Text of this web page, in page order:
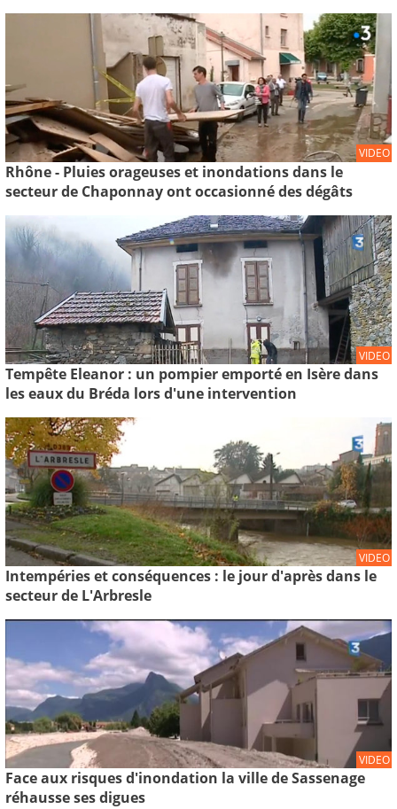
VIDEO
Rhône - Pluies orageuses et inondations dans le
secteur de Chaponnay ont occasionné des dégâts
VIDEO
Tempête Eleanor : un pompier emporté en Isère dans
les eaux du Bréda lors d'une intervention
VIDEO
Intempéries et conséquences : le jour d'après dans le
secteur de L'Arbresle
VIDEO
Face aux risques d'inondation la ville de Sassenage
réhausse ses digues